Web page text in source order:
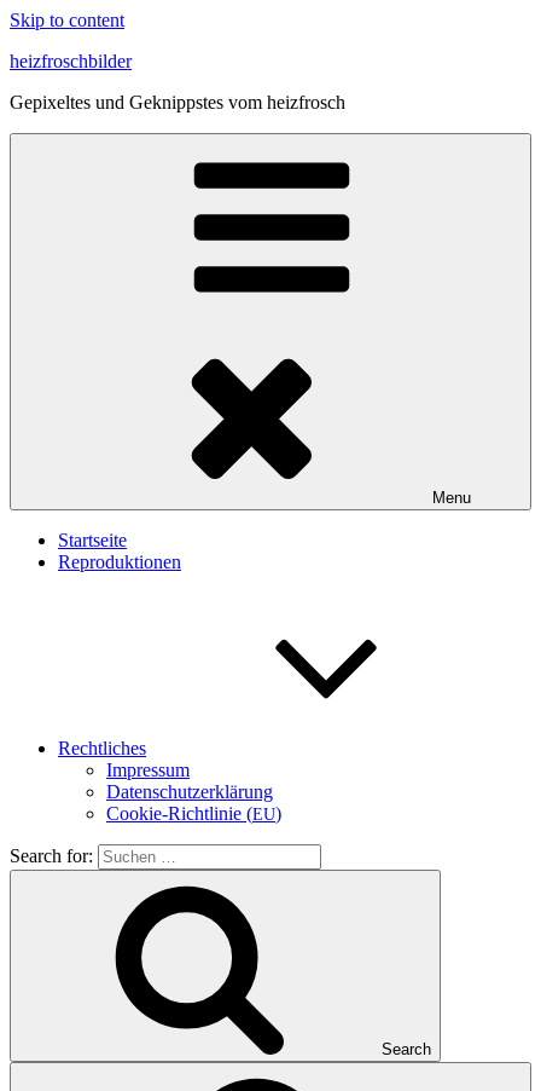
Skip to content
heizfroschbilder
Gepixeltes und Geknippstes vom heizfrosch
Menu
Start­sei­te
Repro­duk­tio­nen
Recht­li­ches
Impres­sum
Daten­schutz­er­klä­rung
Coo­kie-Rich­t­­li­­nie (EU)
Search for:
Search